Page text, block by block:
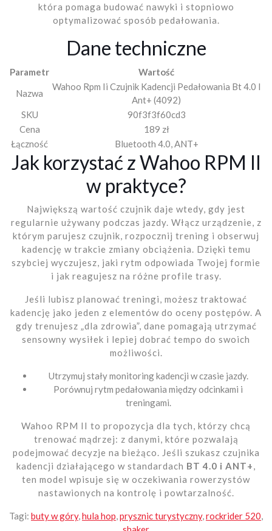
która pomaga budować nawyki i stopniowo
optymalizować sposób pedałowania.
Dane techniczne
Parametr
Wartość
Nazwa
Wahoo Rpm Ii Czujnik Kadencji Pedałowania Bt 4.0 I
Ant+ (4092)
SKU
90f3f3f60cd3
Cena
189 zł
Łączność
Bluetooth 4.0, ANT+
Jak korzystać z Wahoo RPM II
w praktyce?
Największą wartość czujnik daje wtedy, gdy jest
regularnie używany podczas jazdy. Włącz urządzenie, z
którym parujesz czujnik, rozpocznij trening i obserwuj
kadencję w trakcie zmiany obciążenia. Dzięki temu
szybciej wyczujesz, jaki rytm odpowiada Twojej formie
i jak reagujesz na różne profile trasy.
Jeśli lubisz planować treningi, możesz traktować
kadencję jako jeden z elementów do oceny postępów. A
gdy trenujesz „dla zdrowia”, dane pomagają utrzymać
sensowny wysiłek i lepiej dobrać tempo do swoich
możliwości.
Utrzymuj stały monitoring kadencji w czasie jazdy.
Porównuj rytm pedałowania między odcinkami i
treningami.
Wahoo RPM II to propozycja dla tych, którzy chcą
trenować mądrzej: z danymi, które pozwalają
podejmować decyzje na bieżąco. Jeśli szukasz czujnika
kadencji działającego w standardach BT 4.0 i ANT+,
ten model wpisuje się w oczekiwania rowerzystów
nastawionych na kontrolę i powtarzalność.
Tagi: buty w góry,hula hop,prysznic turystyczny,rockrider 520,